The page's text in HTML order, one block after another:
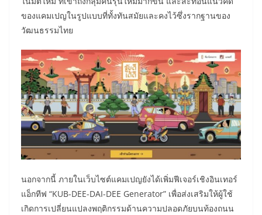
ของแคมเปญในรูปแบบที่ทั้งทันสมัยและคงไว้ซึ่งรากฐานของ
วัฒนธรรมไทย
นอกจากนี้ ภายในเว็บไซต์แคมเปญยังได้เพิ่มฟีเจอร์เชิงอินเทอร์
แอ็กทีฟ “KUB-DEE-DAI-DEE Generator” เพื่อส่งเสริมให้ผู้ใช้
เกิดการเปลี่ยนแปลงพฤติกรรมด้านความปลอดภัยบนท้องถนน